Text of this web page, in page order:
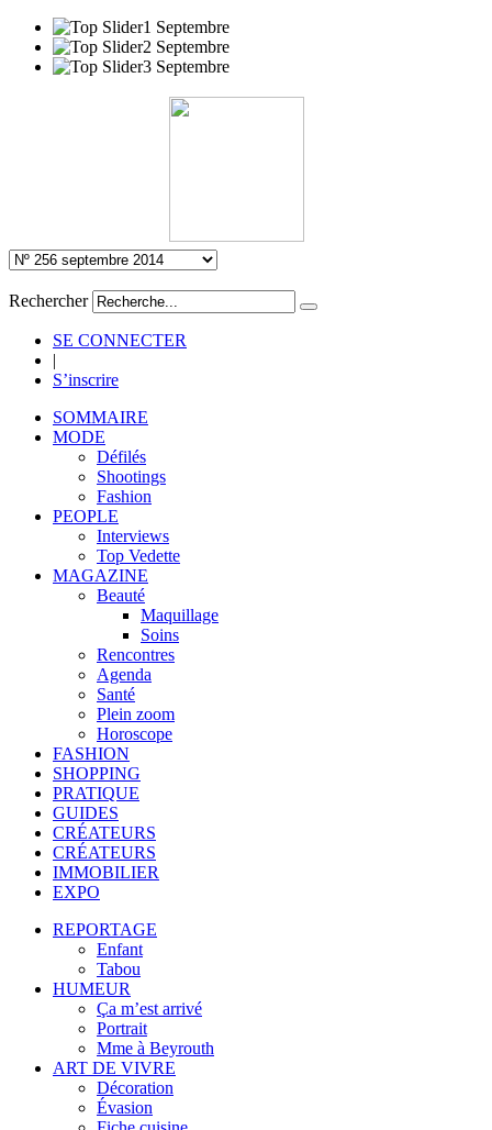
Rechercher
SE CONNECTER
|
S’inscrire
SOMMAIRE
MODE
Défilés
Shootings
Fashion
PEOPLE
Interviews
Top Vedette
MAGAZINE
Beauté
Maquillage
Soins
Rencontres
Agenda
Santé
Plein zoom
Horoscope
FASHION
SHOPPING
PRATIQUE
GUIDES
CRÉATEURS
CRÉATEURS
IMMOBILIER
EXPO
REPORTAGE
Enfant
Tabou
HUMEUR
Ça m’est arrivé
Portrait
Mme à Beyrouth
ART DE VIVRE
Décoration
Évasion